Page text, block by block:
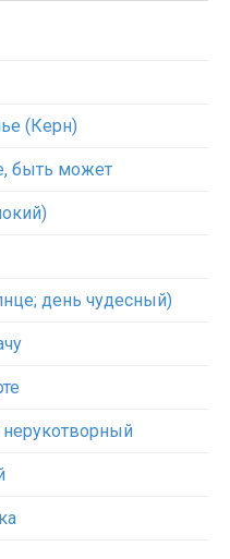
(Керн)
быть может
день чудесный)